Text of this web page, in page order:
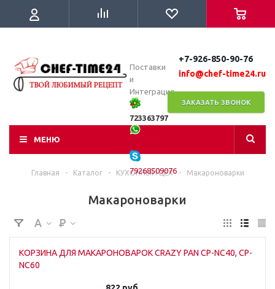
Поставки
и
Интеграция
723363797
79268509076
+7-926-850-90-76
info@chef-time24.ru
ЗАКАЗАТЬ ЗВОНОК
МЕНЮ
Главная - Каталог - КУХОННЫЙ ЦЕХ - Макароноварки
Макароноварки
КОРЗИНА ДЛЯ МАКАРОНОВАРОК CRAZY PAN CP-NC40, CP-
NC60